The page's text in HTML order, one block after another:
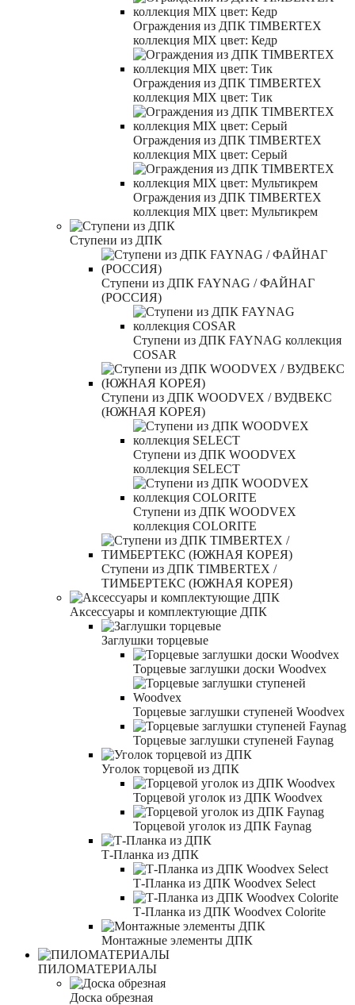
Ограждения из ДПК TIMBERTEX
коллекция MIX цвет: Кедр
Ограждения из ДПК TIMBERTEX
коллекция MIX цвет: Тик
Ограждения из ДПК TIMBERTEX
коллекция MIX цвет: Серый
Ограждения из ДПК TIMBERTEX
коллекция MIX цвет: Мультикрем
Ступени из ДПК
Ступени из ДПК FAYNAG / ФАЙНАГ
(РОССИЯ)
Ступени из ДПК FAYNAG коллекция
COSAR
Ступени из ДПК WOODVEX / ВУДВЕКС
(ЮЖНАЯ КОРЕЯ)
Ступени из ДПК WOODVEX
коллекция SELECT
Ступени из ДПК WOODVEX
коллекция COLORITE
Ступени из ДПК TIMBERTEX /
ТИМБЕРТЕКС (ЮЖНАЯ КОРЕЯ)
Аксессуары и комплектующие ДПК
Заглушки торцевые
Торцевые заглушки доски Woodvex
Торцевые заглушки ступеней Woodvex
Торцевые заглушки ступеней Faynag
Уголок торцевой из ДПК
Торцевой уголок из ДПК Woodvex
Торцевой уголок из ДПК Faynag
Т-Планка из ДПК
Т-Планка из ДПК Woodvex Select
Т-Планка из ДПК Woodvex Colorite
Монтажные элементы ДПК
ПИЛОМАТЕРИАЛЫ
Доска обрезная